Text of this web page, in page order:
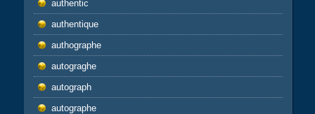
authentic
authentique
authographe
autograghe
autograph
autographe